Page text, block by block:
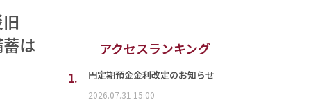
は
アクセスランキング
1.
円定期預金金利改定のお知らせ
2026.07.31 15:00